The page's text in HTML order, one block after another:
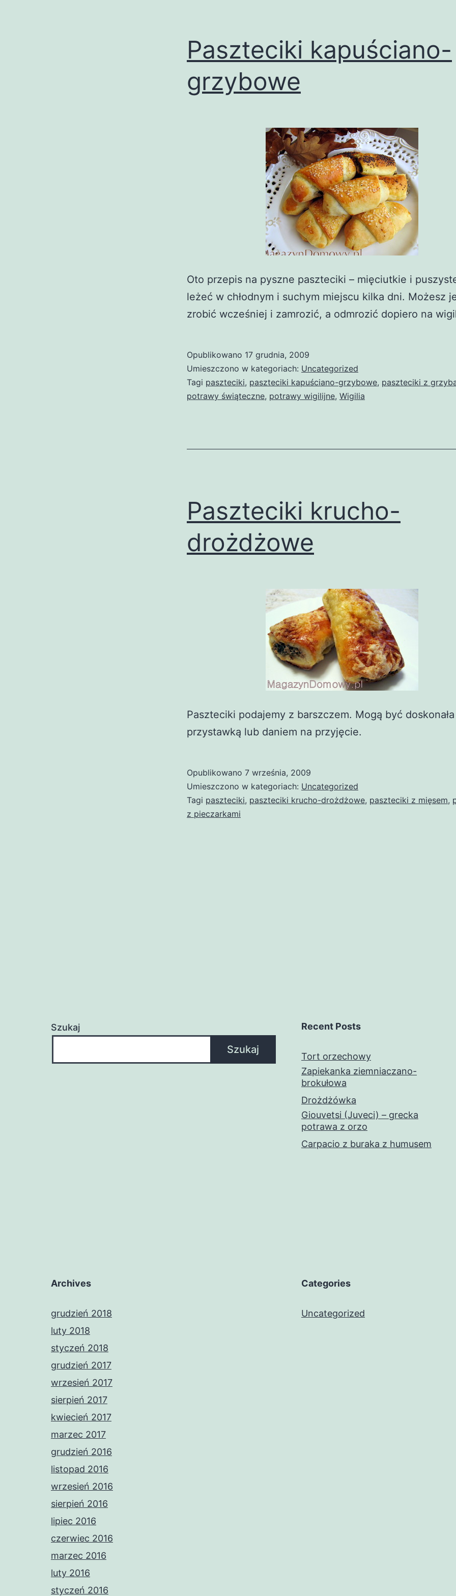
Paszteciki kapuściano-
grzybowe
Oto przepis na pyszne paszteciki – mięciutkie i
leżeć w chłodnym i suchym miejscu kilka dni. Możesz
zrobić wcześniej i zamrozić, a odmrozić dopiero na
Opublikowano 17 grudnia, 2009
Umieszczono w kategoriach: Uncategorized
Tagi paszteciki, paszteciki kapuściano-grzybowe, paszteciki z
potrawy świąteczne, potrawy wigilijne, Wigilia
Paszteciki krucho-
drożdżowe
Paszteciki podajemy z barszczem. Mogą być doskonała
przystawką lub daniem na przyjęcie.
Opublikowano 7 września, 2009
Umieszczono w kategoriach: Uncategorized
Tagi paszteciki, paszteciki krucho-drożdżowe, paszteciki z mięsem,
z pieczarkami
Szukaj
Szukaj
Recent Posts
Tort orzechowy
Zapiekanka ziemniaczano-
brokułowa
Drożdżówka
Giouvetsi (Juveci) – grecka
potrawa z orzo
Carpacio z buraka z humusem
Archives
grudzień 2018
luty 2018
styczeń 2018
grudzień 2017
wrzesień 2017
sierpień 2017
kwiecień 2017
marzec 2017
grudzień 2016
listopad 2016
wrzesień 2016
sierpień 2016
lipiec 2016
czerwiec 2016
marzec 2016
luty 2016
styczeń 2016
Categories
Uncategorized